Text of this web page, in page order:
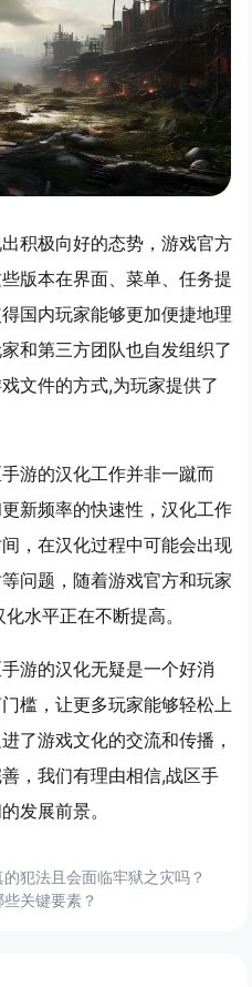
积极向好的态势，游戏官方
版本在界面、菜单、任务提
国内玩家能够更加便捷地理
和第三方团队也自发组织了
文件的方式,为玩家提供了
游的汉化工作并非一蹴而
新频率的快速性，汉化工作
，在汉化过程中可能会出现
问题，随着游戏官方和玩家
水平正在不断提高。
游的汉化无疑是一个好消
槛，让更多玩家能够轻松上
了游戏文化的交流和传播，
，我们有理由相信,战区手
发展前景。
犯法且会面临牢狱之灾吗？
关键要素？